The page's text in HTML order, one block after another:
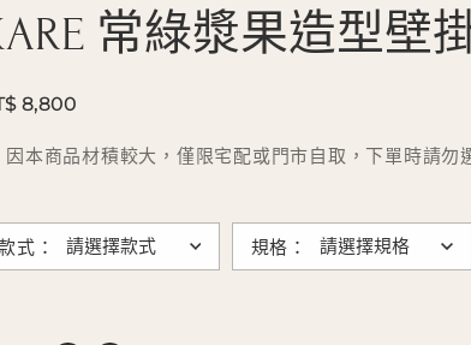
常綠漿果造型壁
8,800
因本商品材積較大，僅限宅配或門市自取，下單時請勿
式： 規格：